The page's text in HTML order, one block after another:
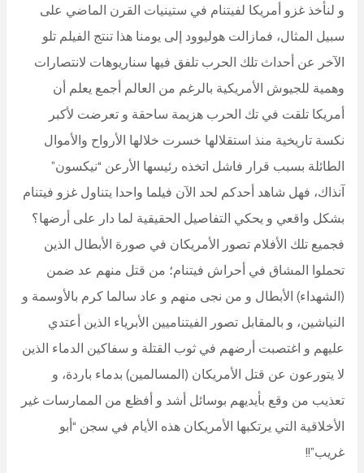
و لنأخذ غزو أمريكا لفيتنام في ستينيات القرن الماضي على
سبيل المثال، فمازالت هوليوود إلى يومنا هذا تنتج الفيلم تلو
الآخر عن أحداث تلك الحرب تلفق فيها سناريوهات لانتصارات
وهمية للجيوش الأمريكية بالرغم من العالم أجمع يعلم أن
أمريكا تلقت في تك الحرب هزيمة ساحقة و تعرضت لأكبر
نكسة تاريخية منذ استقلالها خسرت خلالها الأرواح والأموال
الطائلة بسبب قرار فاشل اتخذه رئيسها الأرعن “نيكسون”
آنذاك، فهل شاهد أحدكم لحد الآن فيلما واحدا يتناول غزو فيتنام
بشكل واقعي و يحكي التفاصيل الحقيقية لما دار على أرضها؟
فجميع تلك الأفلام تصور الأمريكان في صورة الأبطال الذين
تحملوا المشاق في أحراش فيتنام؛ من قتل منهم عد ضمن
(الشهداء) الأبطال و من نجى منهم و عاد سالما كرم بالأوسمة و
النياشين، و بالمقابل تصور الفيتناميين الأبرياء الذين أعتدي
عليهم و اغتصبت أرضهم في ثوب القتلة و سفاكين الدماء الذين
لا يتورعون عن قتل الأمريكان (المسالمين) بدماء باردة، و
تعذيب من وقع بأيديهم بوسائل أشد و أفظع من الممارسات غير
الأخلاقية التي يرتكبها الأمريكان هذه الأيام في سجن “أبو
غريب”!!